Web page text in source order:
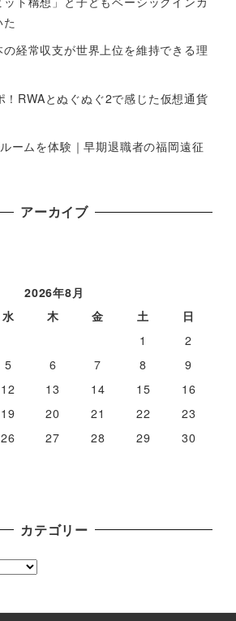
経常収支が世界上位を維持できる理
RWAとぬぐぬぐ2で感じた仮想通貨
ームを体験｜早期退職者の福岡遠征
アーカイブ
2026年8月
水 木 金 土
日
1
2
5 6 7 8
9
12 13 14 15
16
19 20 21 22
23
26 27 28 29
30
カテゴリー